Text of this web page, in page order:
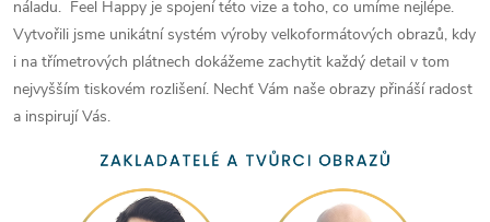
náladu. Feel Happy je spojení této vize a toho, co umíme nejlépe.
Vytvořili jsme unikátní systém výroby velkoformátových obrazů, kdy
i na třímetrových plátnech dokážeme zachytit každý detail v tom
nejvyšším tiskovém rozlišení. Nechť Vám naše obrazy přináší radost
a inspirují Vás.